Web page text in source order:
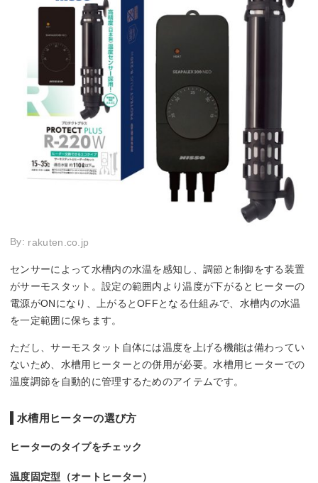
By: rakuten.co.jp
センサーによって水槽内の水温を感知し、調節と制御をする装置
がサーモスタット。設定の範囲内より温度が下がるとヒーターの
電源がONになり、上がるとOFFとなる仕組みで、水槽内の水温
を一定範囲に保ちます。
ただし、サーモスタット自体には温度を上げる機能は備わってい
ないため、水槽用ヒーターとの併用が必要。水槽用ヒーターでの
温度調節を自動的に管理するためのアイテムです。
水槽用ヒーターの選び方
ヒーターのタイプをチェック
温度固定型（オートヒーター）